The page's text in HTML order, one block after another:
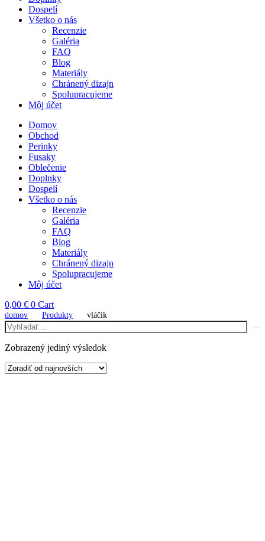
Dospelí
Všetko o nás
Recenzie
Galéria
FAQ
Blog
Materiály
Chránený dizajn
Spolupracujeme
Môj účet
Domov
Obchod
Perinky
Fusaky
Oblečenie
Doplnky
Dospelí
Všetko o nás
Recenzie
Galéria
FAQ
Blog
Materiály
Chránený dizajn
Spolupracujeme
Môj účet
0,00 € 0 Cart
domov Produkty vláčik
Zobrazený jediný výsledok